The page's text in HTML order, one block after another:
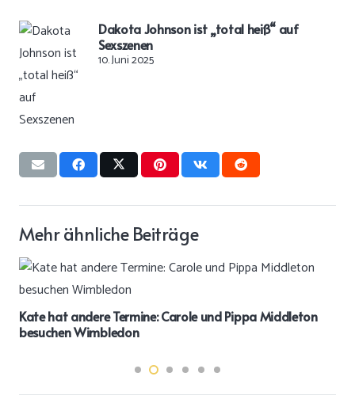
Dakota Johnson ist „total heiß“ auf
Sexszenen
10. Juni 2025
Mehr ähnliche Beiträge
Kate hat andere Termine: Carole und Pippa Middleton
besuchen Wimbledon